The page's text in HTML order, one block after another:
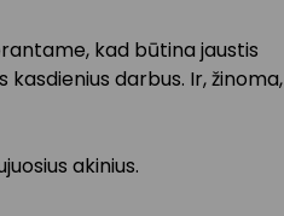
kad būtina jaustis
darbus. Ir,
akinius.